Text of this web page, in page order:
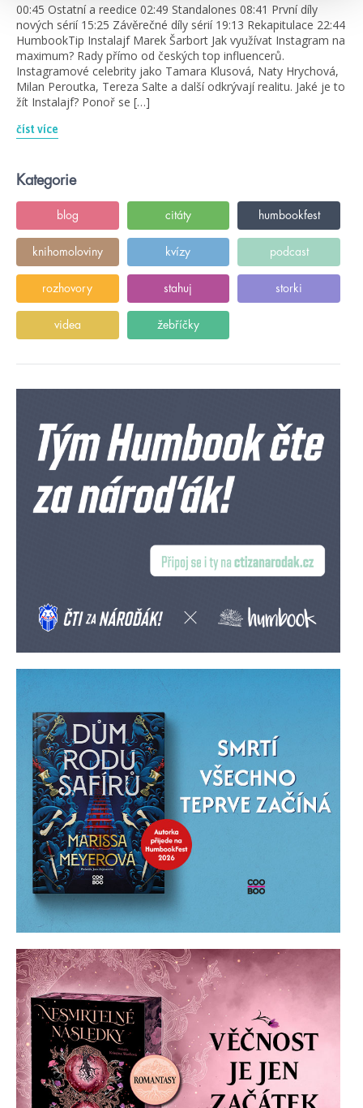
00:45 Ostatní a reedice 02:49 Standalones 08:41 První díly
nových sérií 15:25 Závěrečné díly sérií 19:13 Rekapitulace 22:44
HumbookTip Instalajf Marek Šarbort Jak využívat Instagram na
maximum? Rady přímo od českých top influencerů.
Instagramové celebrity jako Tamara Klusová, Naty Hrychová,
Milan Peroutka, Tereza Salte a další odkrývají realitu. Jaké je to
žít Instalajf? Ponoř se […]
číst více
Kategorie
blog citáty humbookfest
knihomoloviny kvízy podcast
rozhovory stahuj storki
videa žebříčky